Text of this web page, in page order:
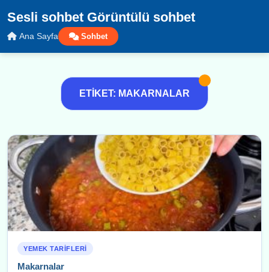
Sesli sohbet Görüntülü sohbet
Ana Sayfa Sohbet
ETIKET: MAKARNALAR
YEMEK TARIFLERI
Makarnalar